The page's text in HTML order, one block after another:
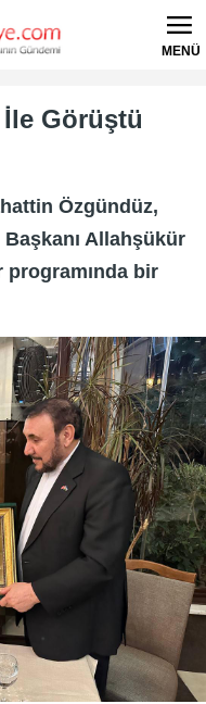
MENÜ
Görüştü
Özgündüz,
Allahşükür
programında bir